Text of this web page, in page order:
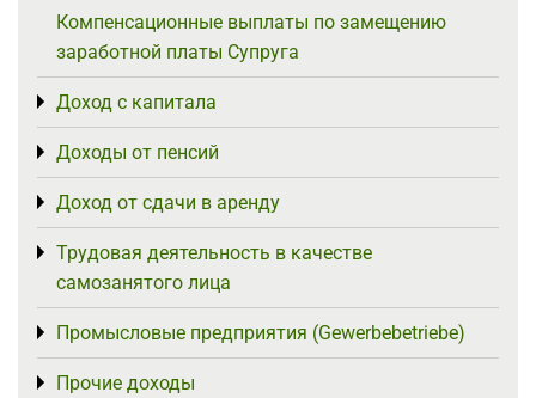
Компенсационные выплаты по замещению
заработной платы Супруга
Доход с капитала
Toggle menu
Доходы от пенсий
Toggle menu
Доход от сдачи в аренду
Toggle menu
Трудовая деятельность в качестве
самозанятого лица
Toggle menu
Промысловые предприятия (Gewerbebetriebe)
Toggle menu
Прочие доходы
Toggle menu